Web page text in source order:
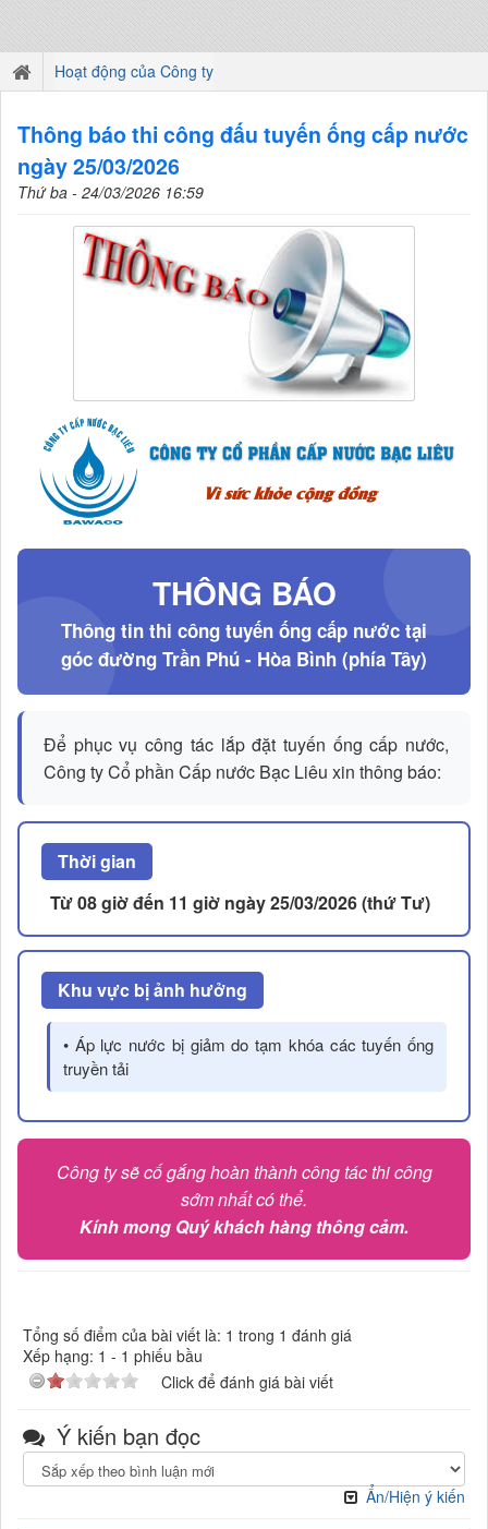
Hoạt động của Công ty
Thông báo thi công đấu tuyến ống cấp nước
ngày 25/03/2026
Thứ ba - 24/03/2026 16:59
THÔNG BÁO
Thông tin thi công tuyến ống cấp nước tại
góc đường Trần Phú - Hòa Bình (phía Tây)
Để phục vụ công tác lắp đặt tuyến ống cấp nước,
Công ty Cổ phần Cấp nước Bạc Liêu xin thông báo:
Thời gian
Từ 08 giờ đến 11 giờ ngày 25/03/2026 (thứ Tư)
Khu vực bị ảnh hưởng
• Áp lực nước bị giảm do tạm khóa các tuyến ống
truyền tải
Công ty sẽ cố gắng hoàn thành công tác thi công
sớm nhất có thể.
Kính mong Quý khách hàng thông cảm.
Tổng số điểm của bài viết là: 1 trong 1 đánh giá
Xếp hạng: 1 - 1 phiếu bầu
Click để đánh giá bài viết
Ý kiến bạn đọc
Ẩn/Hiện ý kiến